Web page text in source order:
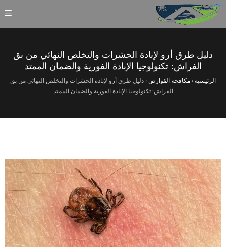
دليل طرق أرو لإبادة الحشرات والتخلص النهائي من بق
الفراش: تكنولوجيا الإبادة الفورية والضمان الممتد
الرئيسية › مكافحة القوارض › دليل طرق أرو لإبادة الحشرات والتخلص النهائي من بق
الفراش: تكنولوجيا الإبادة الفورية والضمان الممتد